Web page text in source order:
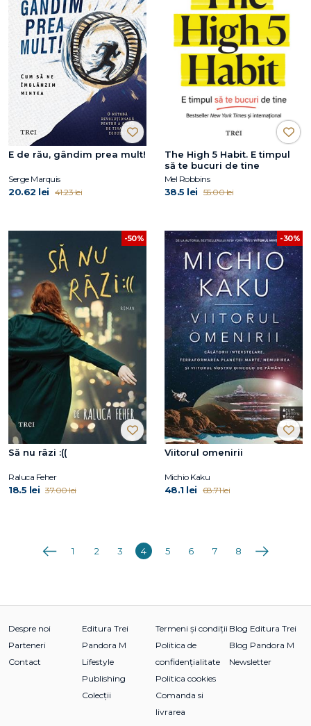
E de rău, gândim prea mult!
Serge Marquis
20.62 lei 41.23 lei
The High 5 Habit. E timpul
să te bucuri de tine
Mel Robbins
38.5 lei 55.00 lei
-50%
Să nu râzi :((
Raluca Feher
18.5 lei 37.00 lei
-30%
Viitorul omenirii
Michio Kaku
48.1 lei 68.71 lei
Anterioara
1 2 3 4 5 6 7 8 Următoarea
Despre noi
Parteneri
Contact
Editura Trei
Pandora M
Lifestyle
Publishing
Colecții
Termeni și condiții
Politica de
confidențialitate
Politica cookies
Comanda si
livrarea
Blog Editura Trei
Blog Pandora M
Newsletter